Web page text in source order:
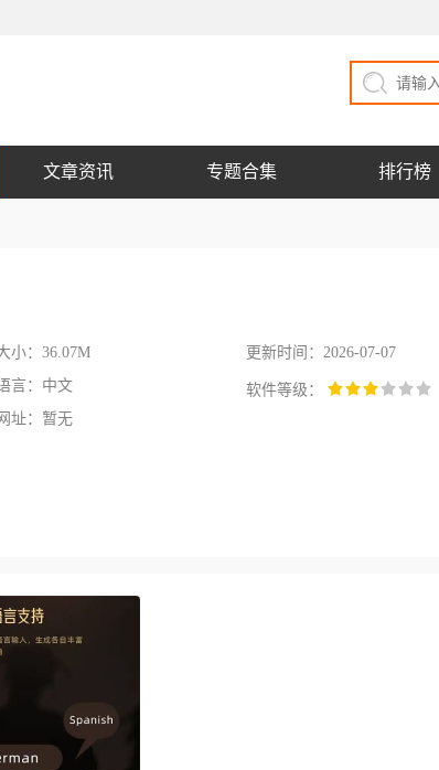
文章资讯 专题合集 排行榜
小：36.07M
更新时间：2026-07-07
言：中文
软件等级：
址：暂无